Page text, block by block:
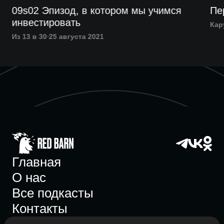
09s02 Эпизод, в котором мы учимся
инвестировать
Из 13 в 30 25 августа 2021
Главная
О нас
Все подкасты
Контакты